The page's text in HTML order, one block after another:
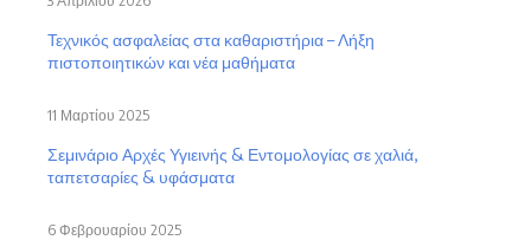
Τεχνικός ασφαλείας στα καθαριστήρια – Λήξη
πιστοποιητικών και νέα μαθήματα
Σεμινάριο Αρχές Υγιεινής & Εντομολογίας σε χαλιά,
ταπετσαρίες & υφάσματα
11 Μαρτίου 2025
6 Φεβρουαρίου 2025